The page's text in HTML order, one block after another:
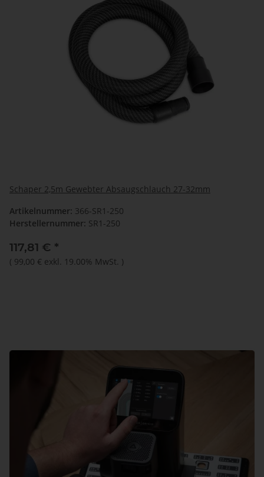
Schaper 2,5m Gewebter Absaugschlauch 27-32mm
Artikelnummer: 366-SR1-250
Herstellernummer: SR1-250
117,81 € *
( 99,00 € exkl. 19.00% MwSt. )